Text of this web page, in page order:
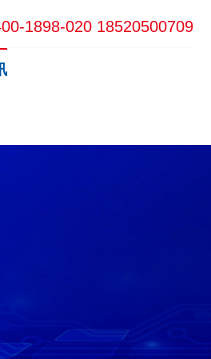
1898-020 18520500709